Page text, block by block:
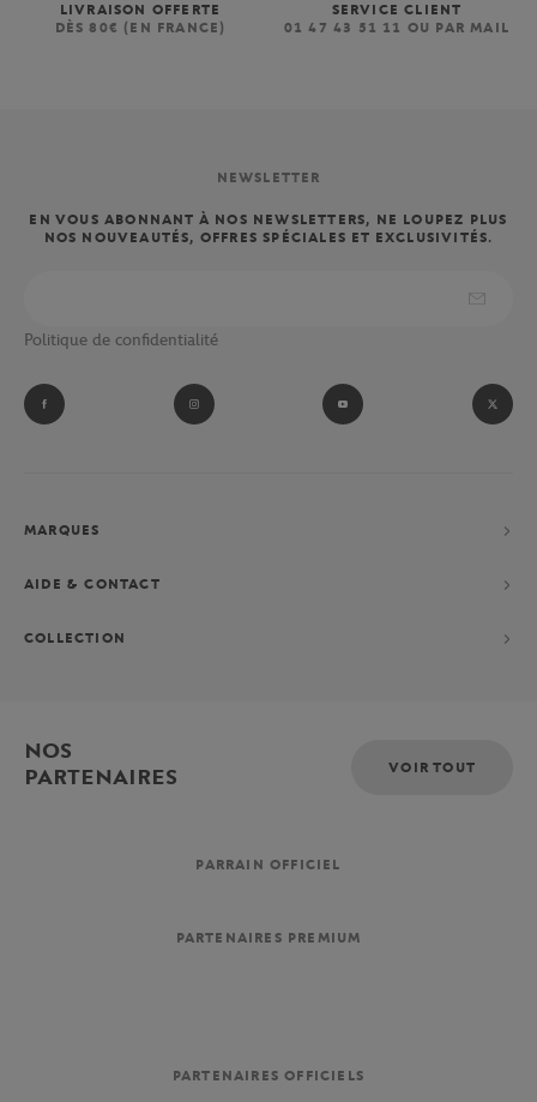
LIVRAISON OFFERTE
DÈS 80€ (EN FRANCE)
SERVICE CLIENT
01 47 43 51 11 OU PAR MAIL
NEWSLETTER
EN VOUS ABONNANT À NOS NEWSLETTERS, NE LOUPEZ PLUS
NOS NOUVEAUTÉS, OFFRES SPÉCIALES ET EXCLUSIVITÉS.
Politique de confidentialité
MARQUES
AIDE & CONTACT
COLLECTION
NOS
PARTENAIRES
VOIR TOUT
PARRAIN OFFICIEL
PARTENAIRES PREMIUM
PARTENAIRES OFFICIELS